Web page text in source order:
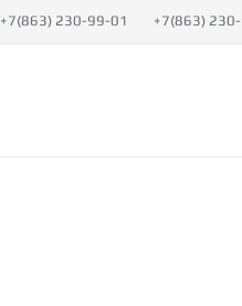
+7(863) 230-99-01 +7(863)